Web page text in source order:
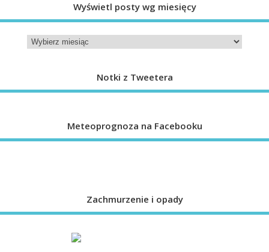
Wyświetl posty wg miesięcy
Notki z Tweetera
Meteoprognoza na Facebooku
Zachmurzenie i opady